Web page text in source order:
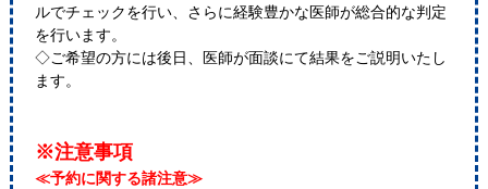
ルでチェックを行い、さらに経験豊かな医師が総合的な判定
を行います。
◇ご希望の方には後日、医師が面談にて結果をご説明いたし
ます。
※注意事項
≪予約に関する諸注意≫